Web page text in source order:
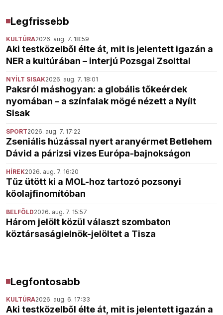
Legfrissebb
KULTÚRA2026. aug. 7. 18:59
Aki testközelből élte át, mit is jelentett igazán a
NER a kultúrában – interjú Pozsgai Zsolttal
NYÍLT SISAK2026. aug. 7. 18:01
Paksról máshogyan: a globális tőkeérdek
nyomában – a színfalak mögé nézett a Nyílt
Sisak
SPORT2026. aug. 7. 17:22
Zseniális húzással nyert aranyérmet Betlehem
Dávid a párizsi vizes Európa-bajnokságon
HÍREK2026. aug. 7. 16:20
Tűz ütött ki a MOL-hoz tartozó pozsonyi
kőolajfinomítóban
BELFÖLD2026. aug. 7. 15:57
Három jelölt közül választ szombaton
köztársaságielnök-jelöltet a Tisza
Legfontosabb
KULTÚRA2026. aug. 6. 17:33
Aki testközelből élte át, mit is jelentett igazán a